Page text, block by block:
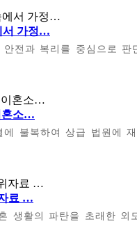
서 가정…
안전과 복리를 중심으로
혼소…
에 불복하여 상급 법원에
료 …
생활의 파탄을 초래한